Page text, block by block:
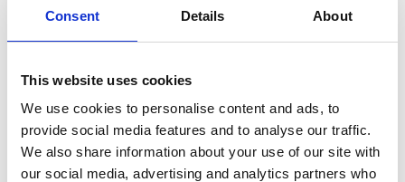
Consent Details About
This website uses cookies
We use cookies to personalise content and ads, to
provide social media features and to analyse our traffic.
We also share information about your use of our site with
our social media, advertising and analytics partners who
Zoom
Leveringstid er 5-6 dag(e)
Model/varenr.: FK7683130200